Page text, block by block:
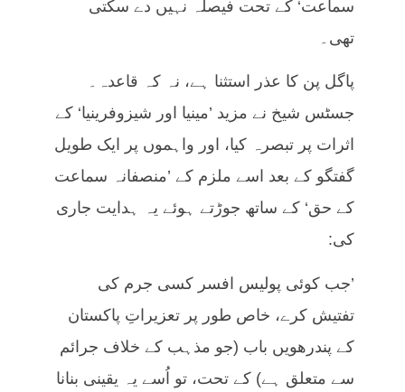
سماعت‘ کے تحت فیصلہ نہیں دے سکتی
تھی۔
پاگل پن کا عذر استثنا ہے، نہ کہ قاعدہ۔
جسٹس شیخ نے مزید ’مینیا اور شیزوفرینیا‘ کے
اثرات پر تبصرہ کیا، اور واہموں پر ایک طویل
گفتگو کے بعد اسے ملزم کے ’منصفانہ سماعت
کے حق‘ کے ساتھ جوڑتے ہوئے یہ ہدایت جاری
کی:
’جب کوئی پولیس افسر کسی جرم کی
تفتیش کرے، خاص طور پر تعزیراتِ پاکستان
کے پندرھویں باب (جو مذہب کے خلاف جرائم
سے متعلق ہے) کے تحت، تو اُسے یہ یقینی بنانا